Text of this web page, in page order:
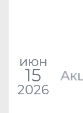
июн
15
2026